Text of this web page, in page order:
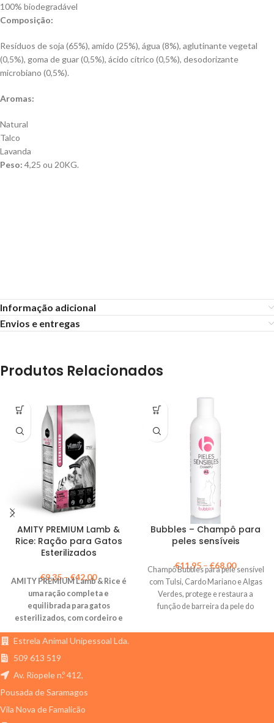
100% biodegradável
Composição:
Resíduos de soja (65%), amido (25%), água (8%), aglutinante vegetal
(0,5%), goma de guar (0,5%), ácido cítrico (0,5%), desodorizante
microbiano (0,5%).
Aromas:
Natural
Talco
Lavanda
Peso: 4,25 ou 20KG.
Informação adicional
Envios e entregas
Produtos Relacionados
AMITY PREMIUM Lamb &
Rice: Ração para Gatos
Esterilizados
€9,35–€42,00
AMITY PREMIUM Lamb & Rice é
uma ração completa e
equilibrada para gatos
esterilizados, com cordeiro e
arroz. Rica em proteína, baixa
em gordura e com vitaminas
essenciais.
Bubbles – Champô para
peles sensíveis
€11,95 – €68,00
Champô Bubbles para pele sensível
com Tulsi, Cardo Mariano e Algas
Verdes, protege e restaura a
função de barreira da pele do
Estrela Animal Unipessoal Lda.
509 613 519
Av. Riopele n.º 412,
Pousada de Saramagos
Vila Nova de Famalicão